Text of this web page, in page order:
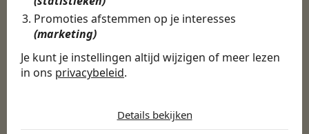
Promoties afstemmen op je interesses
(marketing)
Je kunt je instellingen altijd wijzigen of meer lezen
in ons privacybeleid.
Details bekijken
Ontdek meer dan 500+
Marketing & Communicatie
Sales & Inkoop
Onderwijs & Kinderopvang
Techniek, Productie, Logistiek & Groen